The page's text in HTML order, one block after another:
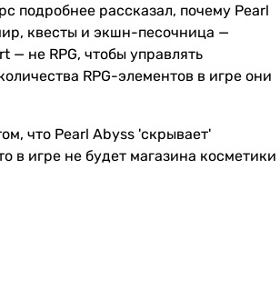
подробнее рассказал, почему Pearl
квесты и экшн-песочница —
— не RPG, чтобы управлять
RPG-элементов в игре они
что Pearl Abyss 'скрывает'
в игре не будет магазина косметики